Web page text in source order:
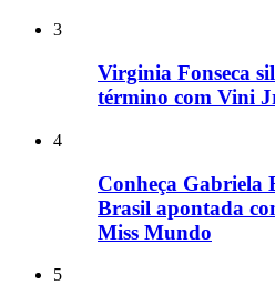
3
Virginia Fonseca
término com Vini
4
Conheça Gabriela
Brasil apontada
Miss Mundo
5